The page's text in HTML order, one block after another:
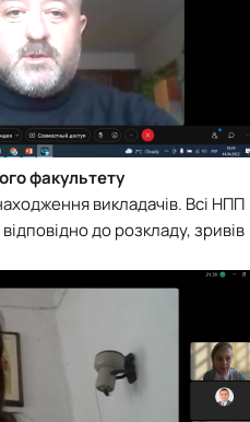
факультету
викладачів. Всі НПП
до розкладу, зривів